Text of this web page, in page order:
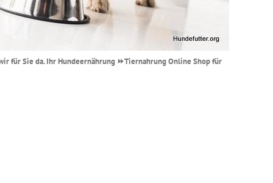
für Sie da. Ihr Hundeernährung ⏩Tiernahrung Online Shop für